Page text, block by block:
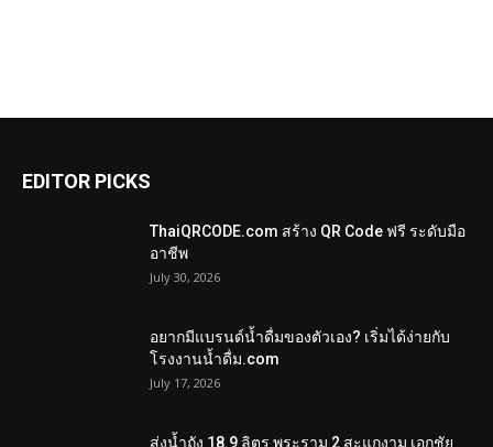
EDITOR PICKS
ThaiQRCODE.com สร้าง QR Code ฟรี ระดับมือ
อาชีพ
July 30, 2026
อยากมีแบรนด์น้ำดื่มของตัวเอง? เริ่มได้ง่ายกับ
โรงงานน้ำดื่ม.com
July 17, 2026
ส่งน้ำถัง 18.9 ลิตร พระราม 2 สะแกงาม เอกชัย